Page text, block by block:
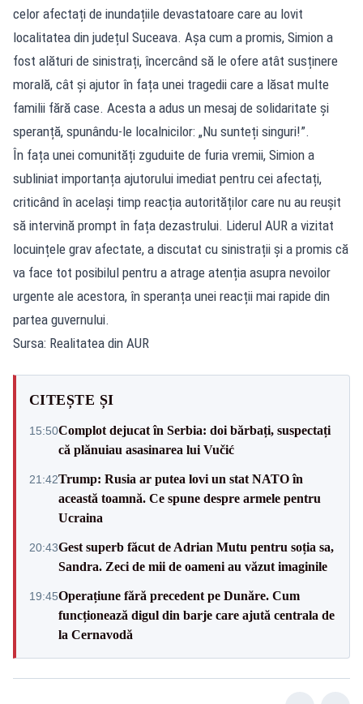
celor afectați de inundațiile devastatoare care au lovit
localitatea din județul Suceava. Așa cum a promis, Simion a
fost alături de sinistrați, încercând să le ofere atât susținere
morală, cât și ajutor în fața unei tragedii care a lăsat multe
familii fără case. Acesta a adus un mesaj de solidaritate și
speranță, spunându-le localnicilor: „Nu sunteți singuri!”.
În fața unei comunități zguduite de furia vremii, Simion a
subliniat importanța ajutorului imediat pentru cei afectați,
criticând în același timp reacția autorităților care nu au reușit
să intervină prompt în fața dezastrului. Liderul AUR a vizitat
locuințele grav afectate, a discutat cu sinistrații și a promis că
va face tot posibilul pentru a atrage atenția asupra nevoilor
urgente ale acestora, în speranța unei reacții mai rapide din
partea guvernului.
Sursa: Realitatea din AUR
CITEȘTE ȘI
15:50Complot dejucat în Serbia: doi bărbați, suspectați
că plănuiau asasinarea lui Vučić
21:42Trump: Rusia ar putea lovi un stat NATO în
această toamnă. Ce spune despre armele pentru
Ucraina
20:43Gest superb făcut de Adrian Mutu pentru soția sa,
Sandra. Zeci de mii de oameni au văzut imaginile
19:45Operațiune fără precedent pe Dunăre. Cum
funcționează digul din barje care ajută centrala de
la Cernavodă